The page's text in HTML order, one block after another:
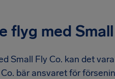
med Small
Small Fly Co. kan det
bär ansvaret för